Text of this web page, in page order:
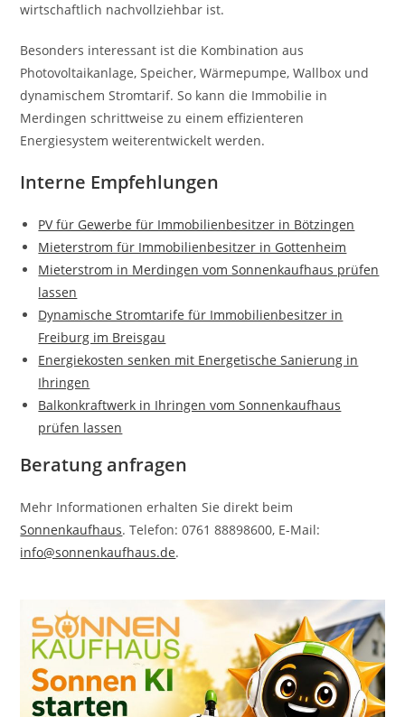
wirtschaftlich nachvollziehbar ist.
Besonders interessant ist die Kombination aus
Photovoltaikanlage, Speicher, Wärmepumpe, Wallbox und
dynamischem Stromtarif. So kann die Immobilie in
Merdingen schrittweise zu einem effizienteren
Energiesystem weiterentwickelt werden.
Interne Empfehlungen
PV für Gewerbe für Immobilienbesitzer in Bötzingen
Mieterstrom für Immobilienbesitzer in Gottenheim
Mieterstrom in Merdingen vom Sonnenkaufhaus prüfen
lassen
Dynamische Stromtarife für Immobilienbesitzer in
Freiburg im Breisgau
Energiekosten senken mit Energetische Sanierung in
Ihringen
Balkonkraftwerk in Ihringen vom Sonnenkaufhaus
prüfen lassen
Beratung anfragen
Mehr Informationen erhalten Sie direkt beim
Sonnenkaufhaus. Telefon: 0761 88898600, E-Mail:
info@sonnenkaufhaus.de.